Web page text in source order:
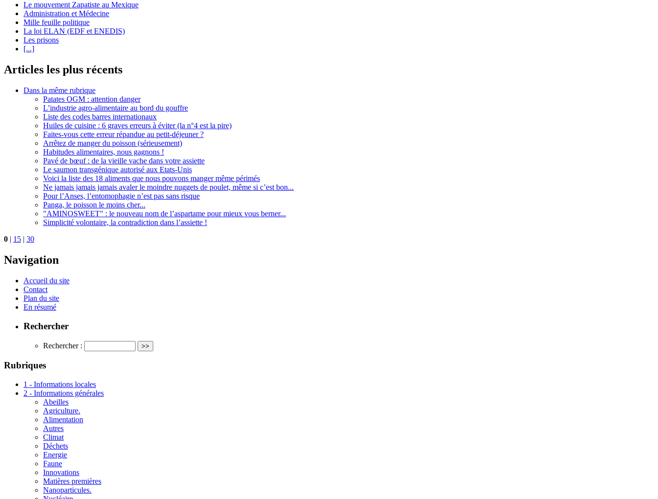
Le mouvement Zapatiste au Mexique
Administration et Médecine
Mille feuille politique
La loi ELAN (EDF et ENEDIS)
Les prisons
[...]
Articles les plus récents
Dans la même rubrique
Patates OGM : attention danger
L’industrie agro-alimentaire au bord du gouffre
Liste des codes barres internationaux
Huiles de cuisine : 6 graves erreurs à éviter (la n°4 est la pire)
Faites-vous cette erreur répandue au petit-déjeuner ?
Arrêtez de manger du poisson (sérieusement)
Habitudes alimentaires, nous gagnons !
Pavé de bœuf : de la vieille vache dans votre assiette
Le saumon transgénique autorisé aux Etats-Unis
Voici la liste des 18 aliments que nous pouvons manger même périmés
Ne jamais jamais jamais avaler le moindre nuggets de poulet, même si c’est bon...
Pour l’Anses, l’entomophagie n’est pas sans risque
Panga, le poisson le moins cher...
"AMINOSWEET" : le nouveau nom de l’aspartame pour mieux vous berner...
Simplicité volontaire, la contradiction dans l’assiette !
0 | 15 | 30
Navigation
Accueil du site
Contact
Plan du site
En résumé
Rechercher
Rechercher :
Rubriques
1 - Informations locales
2 - Informations générales
Abeilles
Agriculture.
Alimentation
Autres
Climat
Déchets
Energie
Faune
Innovations
Matières premières
Nanoparticules.